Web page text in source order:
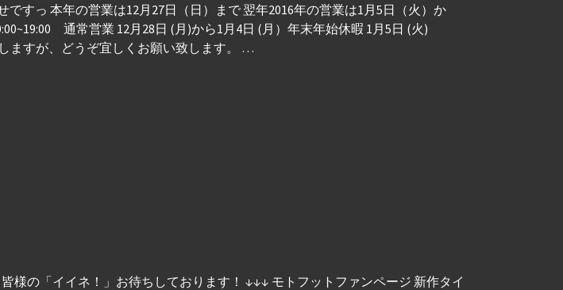
すっ 本年の営業は12月27日（日）まで 翌年2016年の営業は1月5日（火）か
通常営業 12月28日 (月)から1月4日 (月）年末年始休暇 1月5日 (火)
ますが、どうぞ宜しくお願い致します。 …
様の「イイネ！」お待ちしております！ ↓↓↓ モトフットファンページ 新作タイ